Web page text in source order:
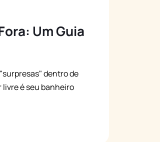
Um Guia
dentro de
é seu banheiro